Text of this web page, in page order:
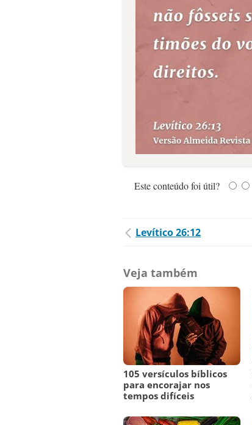
Este conteúdo foi útil?
Levítico 26:12
Veja também
105 versículos bíblicos
para encorajar nos
tempos difíceis